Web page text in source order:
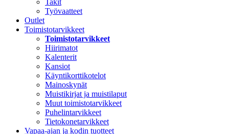
Takit
Työvaatteet
Outlet
Toimistotarvikkeet
Toimistotarvikkeet
Hiirimatot
Kalenterit
Kansiot
Käyntikorttikotelot
Mainoskynät
Muistikirjat ja muistilaput
Muut toimistotarvikkeet
Puhelintarvikkeet
Tietokonetarvikkeet
Vapaa-ajan ja kodin tuotteet